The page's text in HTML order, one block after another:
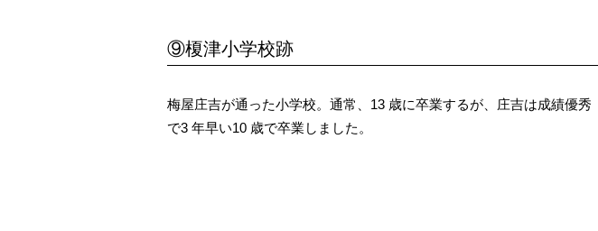
⑨榎津小学校跡
梅屋庄吉が通った小学校。通常、13 歳に卒業するが、庄吉は成績優秀
で3 年早い10 歳で卒業しました。